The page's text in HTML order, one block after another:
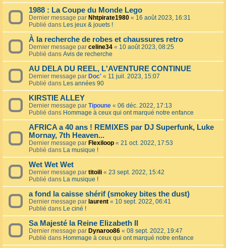
1988 : La Coupe du Monde Lego
Dernier message par Nhtpirate1980 « 16 août 2023, 16:31
Publié dans Les jeux & jouets !
À la recherche de robes et chaussures retro
Dernier message par celine34 « 10 août 2023, 08:25
Publié dans Avis de recherche
AU DELA DU REEL, L'AVENTURE CONTINUE
Dernier message par Doc' « 11 juil. 2023, 15:07
Publié dans Les années 90
KIRSTIE ALLEY
Dernier message par Tipoune « 06 déc. 2022, 17:13
Publié dans Hommage à ceux qui ont marqué notre enfance
AFRICA a 40 ans ! REMIXES par DJ Superfunk, Luke
Mornay, 7th Heaven...
Dernier message par Flexiloop « 21 oct. 2022, 17:53
Publié dans La musique !
Wet Wet Wet
Dernier message par titoili « 23 sept. 2022, 15:42
Publié dans La musique !
a fond la caisse shérif (smokey bites the dust)
Dernier message par laurent « 10 sept. 2022, 06:41
Publié dans Le ciné !
Sa Majesté la Reine Elizabeth II
Dernier message par Dynaroo86 « 08 sept. 2022, 19:47
Publié dans Hommage à ceux qui ont marqué notre enfance